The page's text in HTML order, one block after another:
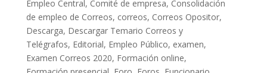
Empleo Central, Comité de empresa, Consolidación
de empleo de Correos, correos, Correos Opositor,
Descarga, Descargar Temario Correos y
Telégrafos, Editorial, Empleo Público, examen,
Examen Correos 2020, Formación online,